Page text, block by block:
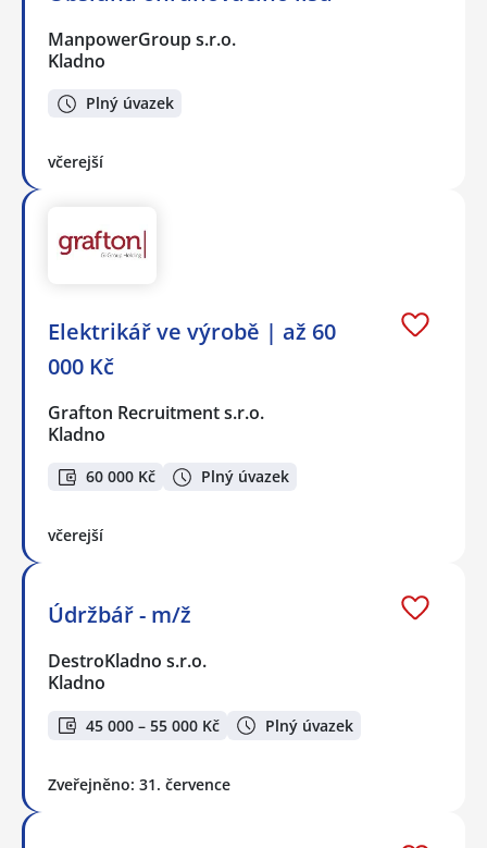
ManpowerGroup s.r.o.
Kladno
Plný úvazek
včerejší
Elektrikář ve výrobě | až 60
000 Kč
Grafton Recruitment s.r.o.
Kladno
60 000 Kč Plný úvazek
včerejší
Údržbář - m/ž
DestroKladno s.r.o.
Kladno
45 000 – 55 000 Kč Plný úvazek
Zveřejněno: 31. července